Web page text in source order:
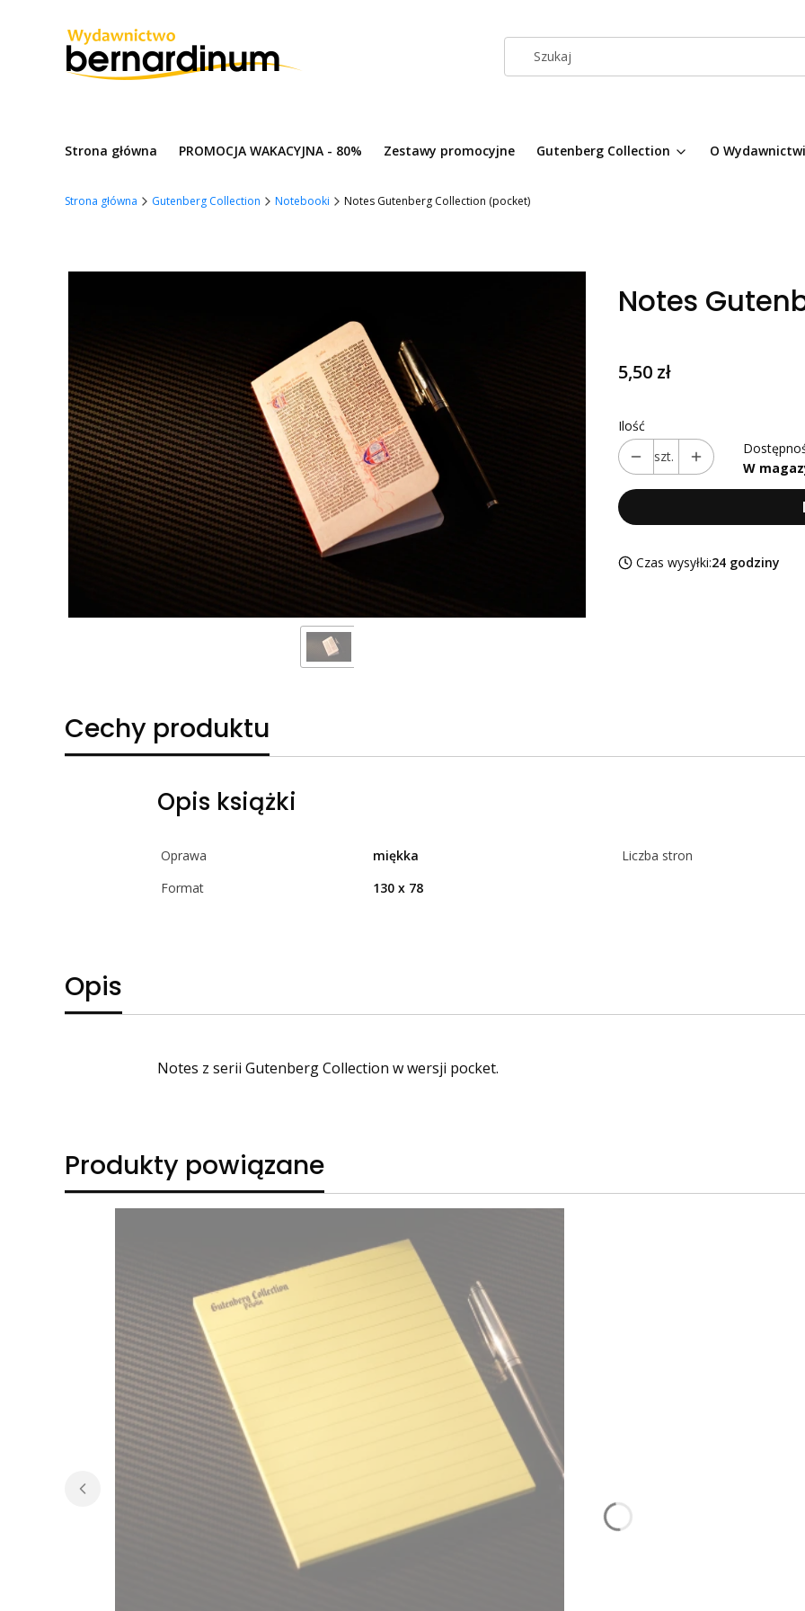
Strona główna PROMOCJA WAKACYJNA - 80% Zestawy promocyjne Gutenberg Collection O
Strona główna Gutenberg Collection Notebooki Notes Gutenberg Collection (pocket)
Notes
Cena
5,50 zł
Ilość
szt.
W
Czas wysyłki:24 godziny
Cechy produktu
Opis książki
Oprawa miękka
Liczba stron
Format
130 x 78
Opis
Notes z serii Gutenberg Collection w wersji pocket.
Produkty powiązane